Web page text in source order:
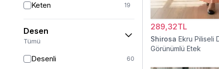
Keten 19
Saten 15
Krep 14
Desen
Tümü
Desenli 60
289,32TL
Shirosa Ekru Piliseli
Görünümlü Etek